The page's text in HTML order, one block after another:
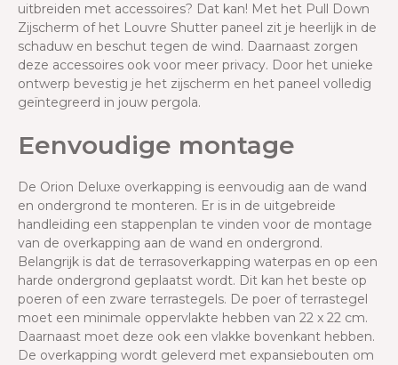
uitbreiden met accessoires? Dat kan! Met het Pull Down
Zijscherm of het Louvre Shutter paneel zit je heerlijk in de
schaduw en beschut tegen de wind. Daarnaast zorgen
deze accessoires ook voor meer privacy. Door het unieke
ontwerp bevestig je het zijscherm en het paneel volledig
geïntegreerd in jouw pergola.
Eenvoudige montage
De Orion Deluxe overkapping is eenvoudig aan de wand
en ondergrond te monteren. Er is in de uitgebreide
handleiding een stappenplan te vinden voor de montage
van de overkapping aan de wand en ondergrond.
Belangrijk is dat de terrasoverkapping waterpas en op een
harde ondergrond geplaatst wordt. Dit kan het beste op
poeren of een zware terrastegels. De poer of terrastegel
moet een minimale oppervlakte hebben van 22 x 22 cm.
Daarnaast moet deze ook een vlakke bovenkant hebben.
De overkapping wordt geleverd met expansiebouten om